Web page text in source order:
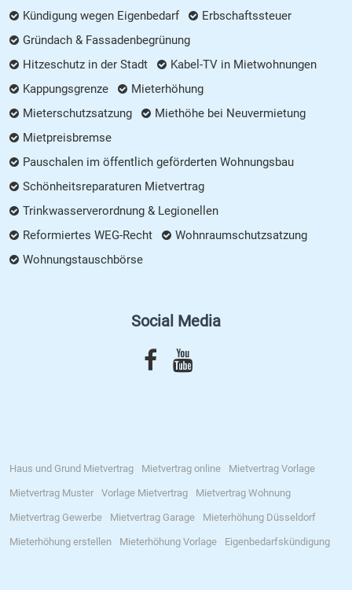
Kündigung wegen Eigenbedarf
Erbschaftssteuer
Gründach & Fassadenbegrünung
Hitzeschutz in der Stadt
Kabel-TV in Mietwohnungen
Kappungsgrenze
Mieterhöhung
Mieterschutzsatzung
Miethöhe bei Neuvermietung
Mietpreisbremse
Pauschalen im öffentlich geförderten Wohnungsbau
Schönheitsreparaturen Mietvertrag
Trinkwasserverordnung & Legionellen
Reformiertes WEG-Recht
Wohnraumschutzsatzung
Wohnungstauschbörse
Social Media
Haus und Grund Mietvertrag Mietvertrag online Mietvertrag Vorlage
Mietvertrag Muster Vorlage Mietvertrag Mietvertrag Wohnung
Mietvertrag Gewerbe Mietvertrag Garage Mieterhöhung Düsseldorf
Mieterhöhung erstellen Mieterhöhung Vorlage Eigenbedarfskündigung